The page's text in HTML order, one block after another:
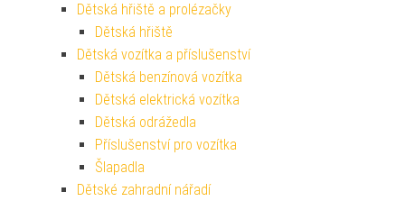
Dětská hřiště a prolézačky
Dětská hřiště
Dětská vozítka a příslušenství
Dětská benzínová vozítka
Dětská elektrická vozítka
Dětská odrážedla
Příslušenství pro vozítka
Šlapadla
Dětské zahradní nářadí